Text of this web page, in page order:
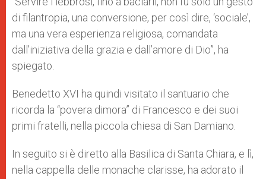
di filantropia, una conversione, per così dire, ‘sociale’,
ma una vera esperienza religiosa, comandata
dall’iniziativa della grazia e dall’amore di Dio”, ha
spiegato.
Benedetto XVI ha quindi visitato il santuario che
ricorda la “povera dimora” di Francesco e dei suoi
primi fratelli, nella piccola chiesa di San Damiano.
In seguito si è diretto alla Basilica di Santa Chiara, e lì,
nella cappella delle monache clarisse, ha adorato il